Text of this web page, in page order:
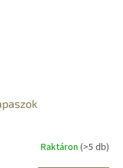
Raktáron (>5 db)